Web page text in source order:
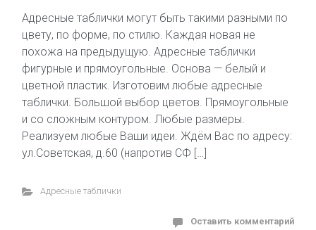
Адресные таблички могут быть такими разными по
цвету, по форме, по стилю. Каждая новая не
похожа на предыдущую. Адресные таблички
фигурные и прямоугольные. Основа — белый и
цветной пластик. Изготовим любые адресные
таблички. Большой выбор цветов. Прямоугольные
и со сложным контуром. Любые размеры.
Реализуем любые Ваши идеи. Ждём Вас по адресу:
ул.Советская, д.60 (напротив СФ […]
Адресные таблички
Оставить комментарий